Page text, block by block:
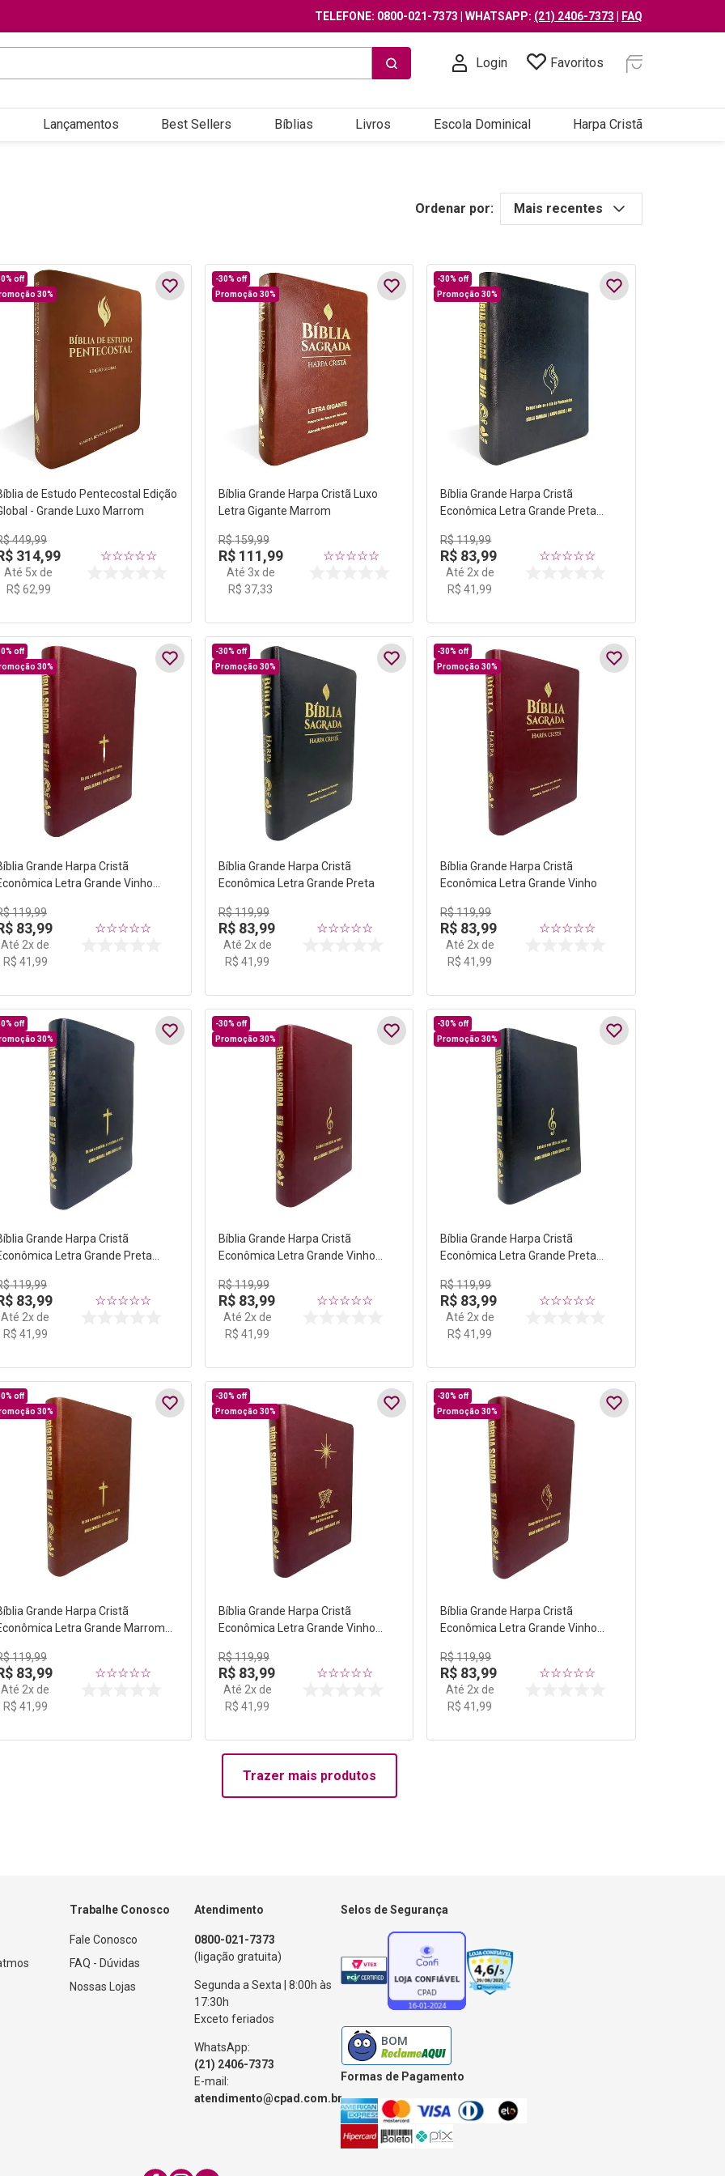
TELEFONE: 0800-021-7373 | WHATSAPP: (21) 2406-7373 FAQ
Login Favoritos
Lançamentos Best Sellers Bíblias Livros Escola Dominical Harpa Cristã
Ordenar por: Mais recentes
off
30%
de Estudo Pentecostal Edição
- Grande Luxo Marrom
449,99
314,99
Até 5x de
R$ 62,99
☆☆☆☆☆
-30% off
Promoção 30%
Bíblia Grande Harpa Cristã Luxo
Letra Gigante Marrom
R$159,99
R$ 111,99
Até 3x de
R$ 37,33
☆☆☆☆☆
-30% off
Promoção 30%
Bíblia Grande Harpa Cristã
Econômica Letra Grande Preta
R$119,99
R$ 83,99
Até 2x de
R$ 41,99
☆☆☆☆☆
off
30%
Grande Harpa Cristã
Letra Grande Vinho
119,99
83,99
Até 2x de
R$ 41,99
☆☆☆☆☆
-30% off
Promoção 30%
Bíblia Grande Harpa Cristã
Econômica Letra Grande Preta
R$119,99
R$ 83,99
Até 2x de
R$ 41,99
☆☆☆☆☆
-30% off
Promoção 30%
Bíblia Grande Harpa Cristã
Econômica Letra Grande Vinho
R$119,99
R$ 83,99
Até 2x de
R$ 41,99
☆☆☆☆☆
off
30%
Grande Harpa Cristã
Letra Grande Preta
119,99
83,99
Até 2x de
R$ 41 ,99
☆☆☆☆☆
-30% off
Promoção 30%
Bíblia Grande Harpa Cristã
Econômica Letra Grande Vinho
R$119,99
R$ 83,99
Até 2x de
R$ 41,99
☆☆☆☆☆
-30% off
Promoção 30%
Bíblia Grande Harpa Cristã
Econômica Letra Grande Preta
R$119,99
R$ 83,99
Até 2x de
R$ 41,99
☆☆☆☆☆
off
30%
Grande Harpa Cristã
Letra Grande Marrom
119,99
83,99
Até 2x de
R$ 41 ,99
☆☆☆☆☆
-30% off
Promoção 30%
Bíblia Grande Harpa Cristã
Econômica Letra Grande Vinho
R$119,99
R$ 83,99
Até 2x de
R$ 41,99
☆☆☆☆☆
-30% off
Promoção 30%
Bíblia Grande Harpa Cristã
Econômica Letra Grande Vinho
R$119,99
R$ 83,99
Até 2x de
R$ 41,99
☆☆☆☆☆
Trazer mais produtos
Trabalhe Conosco
Fale Conosco
FAQ - Dúvidas
Nossas Lojas
Atendimento
0800-021-7373
(ligação gratuita)
Segunda a Sexta | 8:00h às
17:30h
Exceto feriados
WhatsApp:
(21) 2406-7373
E-mail:
atendimento@cpad.com.br
Selos de Segurança
Formas de Pagamento